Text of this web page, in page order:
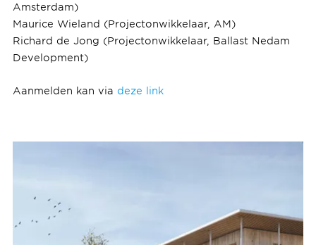
Amsterdam)
Maurice Wieland (Projectonwikkelaar, AM)
Richard de Jong (Projectonwikkelaar, Ballast Nedam
Development)
Aanmelden kan via deze link